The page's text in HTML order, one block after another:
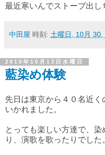
最近寒いんでストーブ出し
中田屋 時刻: 土曜日, 10月 30,
2010年10月13日水曜日
藍染め体験
先日は東京から４０名近
いかれました。
とっても楽しい方達で、
り、演歌を歌ったりでした